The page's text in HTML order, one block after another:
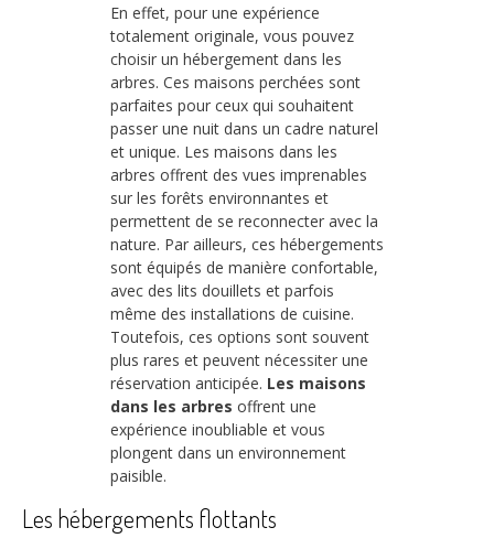
En effet, pour une expérience
totalement originale, vous pouvez
choisir un hébergement dans les
arbres. Ces maisons perchées sont
parfaites pour ceux qui souhaitent
passer une nuit dans un cadre naturel
et unique. Les maisons dans les
arbres offrent des vues imprenables
sur les forêts environnantes et
permettent de se reconnecter avec la
nature. Par ailleurs, ces hébergements
sont équipés de manière confortable,
avec des lits douillets et parfois
même des installations de cuisine.
Toutefois, ces options sont souvent
plus rares et peuvent nécessiter une
réservation anticipée. Les maisons
dans les arbres offrent une
expérience inoubliable et vous
plongent dans un environnement
paisible.
Les hébergements flottants